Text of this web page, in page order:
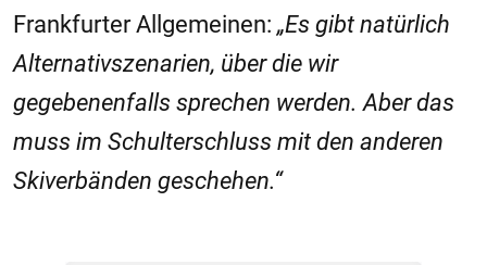
Frankfurter Allgemeinen: „Es gibt natürlich
Alternativszenarien, über die wir
gegebenenfalls sprechen werden. Aber das
muss im Schulterschluss mit den anderen
Skiverbänden geschehen.“